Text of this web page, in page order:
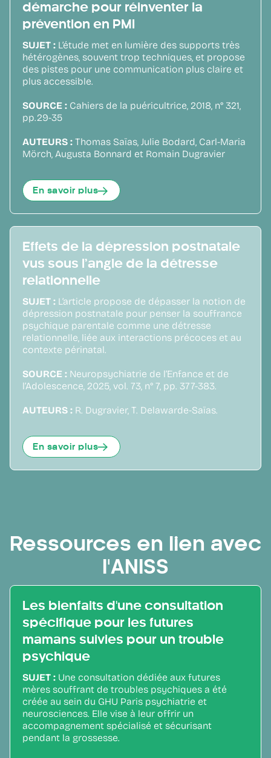
démarche pour réinventer la
prévention en PMI
SUJET : L’étude met en lumière des supports très
hétérogènes, souvent trop techniques, et propose
des pistes pour une communication plus claire et
plus accessible.
SOURCE : Cahiers de la puéricultrice, 2018, n° 321,
pp.29-35
AUTEURS : Thomas Saïas, Julie Bodard, Carl-Maria
Mörch, Augusta Bonnard et Romain Dugravier
En savoir plus
Effets de la dépression postnatale
vus sous l’angle de la détresse
relationnelle
SUJET : L’article propose de dépasser la notion de
dépression postnatale pour penser la souffrance
psychique parentale comme une détresse
relationnelle, liée aux interactions précoces et au
contexte périnatal.
SOURCE : Neuropsychiatrie de l’Enfance et de
l’Adolescence, 2025, vol. 73, n° 7, pp. 377-383.
AUTEURS : R. Dugravier, T. Delawarde-Saïas.
En savoir plus
Ressources en lien avec
l'ANISS
Les bienfaits d'une consultation
spécifique pour les futures
mamans suivies pour un trouble
psychique
SUJET : Une consultation dédiée aux futures
mères souffrant de troubles psychiques a été
créée au sein du GHU Paris psychiatrie et
neurosciences. Elle vise à leur offrir un
accompagnement spécialisé et sécurisant
pendant la grossesse.